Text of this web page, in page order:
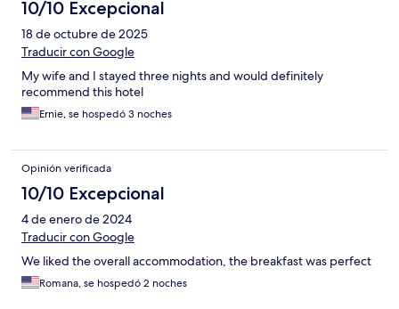
10/10 Excepcional
18 de octubre de 2025
Traducir con Google
My wife and I stayed three nights and would definitely
recommend this hotel
Ernie, se hospedó 3 noches
Opinión verificada
10/10 Excepcional
4 de enero de 2024
Traducir con Google
We liked the overall accommodation, the breakfast was perfect
Romana, se hospedó 2 noches